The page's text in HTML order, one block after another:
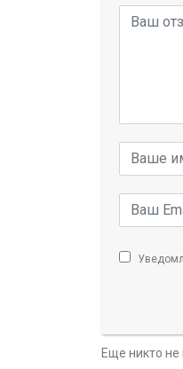
Еще никто